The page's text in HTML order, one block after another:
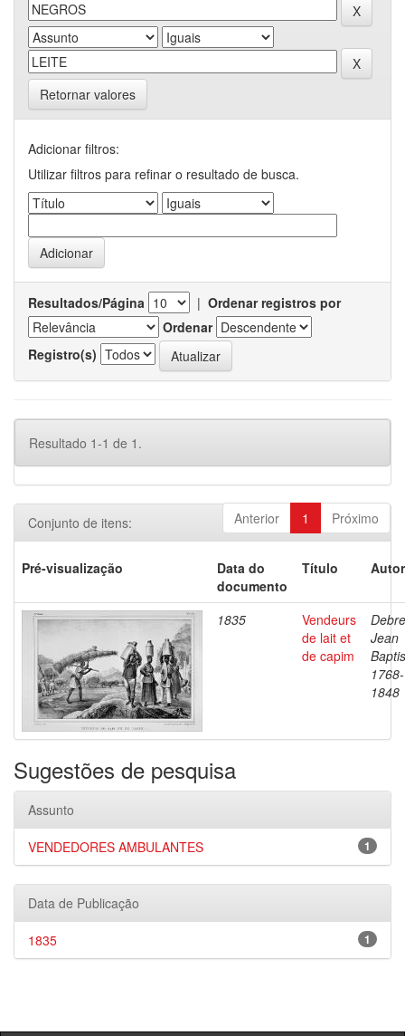
Retornar valores
Adicionar filtros:
Utilizar filtros para refinar o resultado de busca.
Resultados/Página | Ordenar registros por
Ordenar
Registro(s)
Resultado 1-1 de 1.
Anterior 1 Próximo
Conjunto de itens:
Pré-visualização
Data do
documento
Título
1835
Vendeurs
de lait et
de capim
Jean
1768-
1848
Sugestões de pesquisa
Assunto
1
VENDEDORES AMBULANTES
Data de Publicação
1
1835